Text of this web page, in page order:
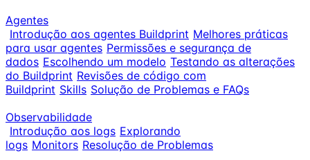
Agentes
Introdução aos agentes Buildprint Melhores práticas
para usar agentes Permissões e segurança de
dados Escolhendo um modelo Testando as alterações
do Buildprint Revisões de código com
Buildprint Skills Solução de Problemas e FAQs
Observabilidade
Introdução aos logs Explorando
logs Monitors Resolução de Problemas